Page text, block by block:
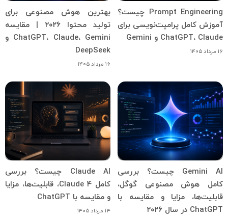
Prompt Engineering چیست؟
آموزش کامل پرامپت‌نویسی برای
ChatGPT، Claude و Gemini
۱۶ مرداد ۱۴۰۵
بهترین هوش مصنوعی برای
تولید محتوا ۲۰۲۶ | مقایسه
ChatGPT، Claude، Gemini و
DeepSeek
۱۶ مرداد ۱۴۰۵
Gemini AI چیست؟ بررسی
کامل هوش مصنوعی گوگل،
قابلیت‌ها، مزایا و مقایسه با
ChatGPT در سال ۲۰۲۶
Claude AI چیست؟ بررسی
کامل Claude 4، قابلیت‌ها، مزایا
و مقایسه با ChatGPT
۱۴ مرداد ۱۴۰۵